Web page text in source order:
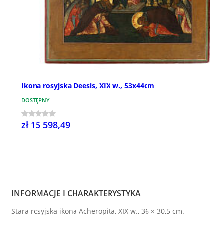
Ikona rosyjska Deesis, XIX w., 53x44cm
DOSTĘPNY
zł 15 598,49
INFORMACJE I CHARAKTERYSTYKA
Stara rosyjska ikona Acheropita, XIX w., 36 × 30,5 cm.